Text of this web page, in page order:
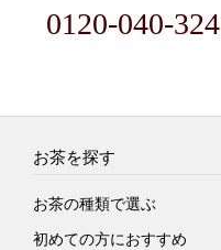
0120-040-324
お茶を探す
お茶の種類で選ぶ
初めての方におすすめ